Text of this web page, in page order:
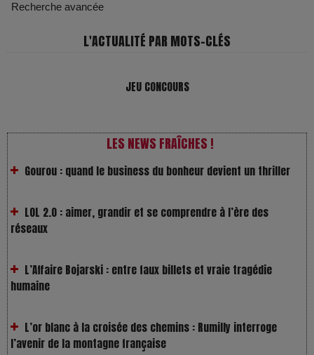
Recherche avancée
L'ACTUALITÉ PAR MOTS-CLÉS
JEU CONCOURS
LES NEWS FRAÎCHES !
Les Rayons et les Ombres : Jusqu’où peut-on fermer les
Gourou : quand le business du bonheur devient un thriller
LOL 2.0 : aimer, grandir et se comprendre à l’ère des
L’Affaire Bojarski : entre faux billets et vraie tragédie
L’or blanc à la croisée des chemins : Rumilly interroge
La Femme de Ménage : Plongez dans le thriller